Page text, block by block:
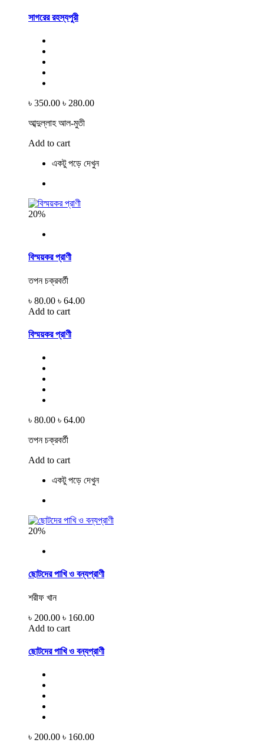
সাগরের রহস্যপুরী
৳ 350.00 ৳ 280.00
আব্দুল্লাহ আল-মুতী
Add to cart
একটু পড়ে দেখুন
20%
বিস্ময়কর প্রাণী
তপন চক্রবর্তী
৳ 80.00 ৳ 64.00
Add to cart
বিস্ময়কর প্রাণী
৳ 80.00 ৳ 64.00
তপন চক্রবর্তী
Add to cart
একটু পড়ে দেখুন
20%
ছোটদের পাখি ও বন্যপ্রাণী
শরীফ খান
৳ 200.00 ৳ 160.00
Add to cart
ছোটদের পাখি ও বন্যপ্রাণী
৳ 200.00 ৳ 160.00